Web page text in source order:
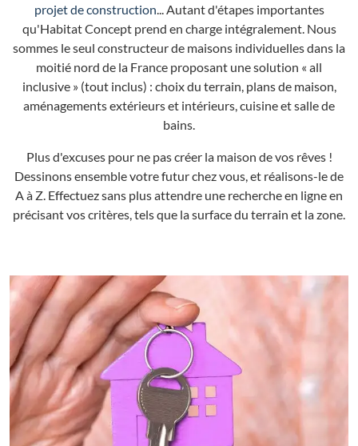
projet de construction... Autant d'étapes importantes
qu'Habitat Concept prend en charge intégralement. Nous
sommes le seul constructeur de maisons individuelles dans la
moitié nord de la France proposant une solution « all
inclusive » (tout inclus) : choix du terrain, plans de maison,
aménagements extérieurs et intérieurs, cuisine et salle de
bains.
Plus d'excuses pour ne pas créer la maison de vos rêves !
Dessinons ensemble votre futur chez vous, et réalisons-le de
A à Z. Effectuez sans plus attendre une recherche en ligne en
précisant vos critères, tels que la surface du terrain et la zone.